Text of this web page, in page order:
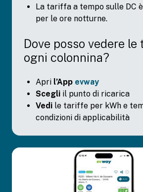
La tariffa a tempo sulle DC
per le ore notturne.
Dove posso vedere
ogni colonnina?
Apri l’App evway
Scegli il punto di ricarica
Vedi le tariffe per kWh e
condizioni di applicabilità